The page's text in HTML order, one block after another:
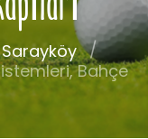
Sarayköy
Bahçe